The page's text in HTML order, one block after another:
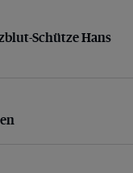
Schütze Hans
Schütze Hans